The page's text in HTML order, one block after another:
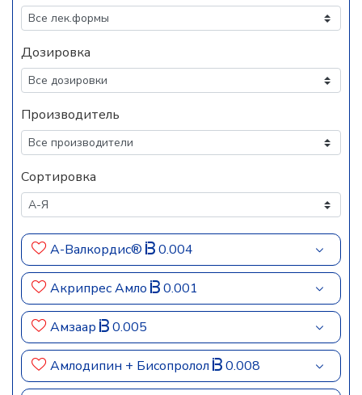
Дозировка
Производитель
Сортировка
А-Валкордис® 0.004
Акрипрес Амло 0.001
Амзаар 0.005
Амлодипин + Бисопролол 0.008